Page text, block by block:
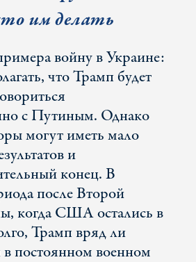
им делать
войну в Украине:
что Трамп будет
с Путиным. Однако
могут иметь мало
и
конец. В
после Второй
когда США остались в
Трамп вряд ли
в постоянном военном